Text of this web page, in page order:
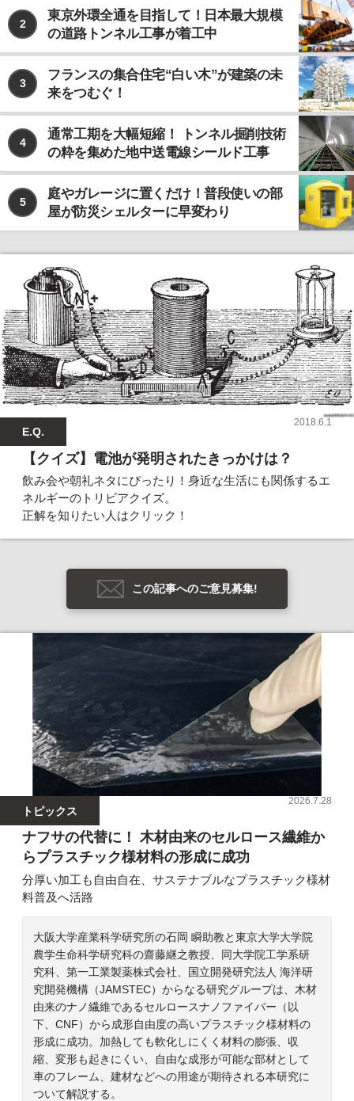
2
東京外環全通を目指して！日本最大規模
の道路トンネル工事が着工中
3
フランスの集合住宅“白い木”が建築の未
来をつむぐ！
4
通常工期を大幅短縮！ トンネル掘削技術
の粋を集めた地中送電線シールド工事
5
庭やガレージに置くだけ！普段使いの部
屋が防災シェルターに早変わり
E.Q.
2018.6.1
【クイズ】電池が発明されたきっかけは？
飲み会や朝礼ネタにぴったり！身近な生活にも関係するエ
ネルギーのトリビアクイズ。
正解を知りたい人はクリック！
この記事へのご意見募集!
トピックス
2026.7.28
ナフサの代替に！ 木材由来のセルロース繊維か
らプラスチック様材料の形成に成功
分厚い加工も自由自在、サステナブルなプラスチック様材
料普及へ活路
大阪大学産業科学研究所の石岡 瞬助教と東京大学大学院
農学生命科学研究科の齋藤継之教授、同大学院工学系研
究科、第一工業製薬株式会社、国立開発研究法人 海洋研
究開発機構（JAMSTEC）からなる研究グループは、木材
由来のナノ繊維であるセルロースナノファイバー（以
下、CNF）から成形自由度の高いプラスチック様材料の
形成に成功。加熱しても軟化しにくく材料の膨張、収
縮、変形も起きにくい、自由な成形が可能な部材として
車のフレーム、建材などへの用途が期待される本研究に
ついて解説する。